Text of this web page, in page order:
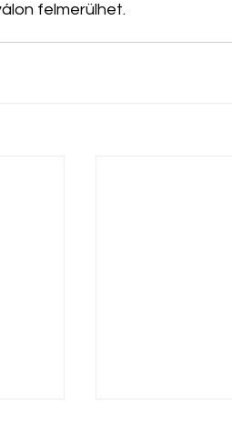
felmerülhet.